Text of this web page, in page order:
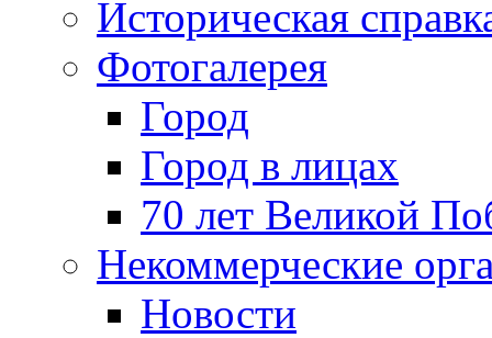
Историческая
Фотогалерея
Город
Город в лицах
70 лет Великой
Некоммерческие
Новости